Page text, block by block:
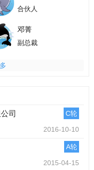
合伙人
邓菁
副总裁
司 C轮
2016-10-10
A轮
2015-04-15